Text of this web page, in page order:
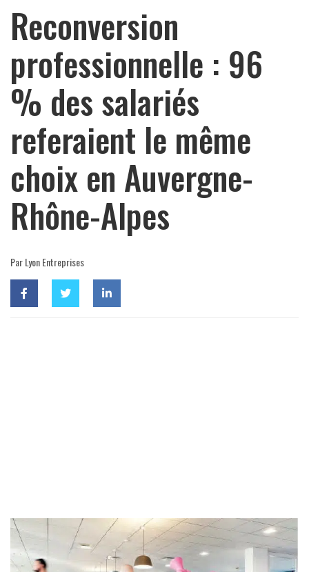
Reconversion
professionnelle : 96
% des salariés
referaient le même
choix en Auvergne-
Rhône-Alpes
Par Lyon Entreprises